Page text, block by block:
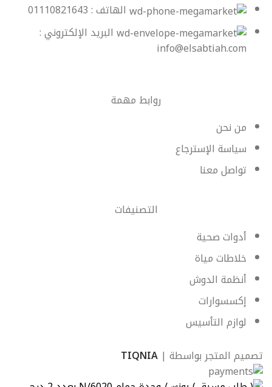
الهاتف : 01110821643
البريد الإلكتروني :
info@elsabtiah.com
روابط مهمة
من نحن
سياسة الإسترجاع
تواصل معنا
التصنيفات
أدوات صحية
خلاطات مياة
أنظمة الدوش
إكسسوارات
لوازم التأسيس
تصميم المتجر بواسطة | TIQNIA